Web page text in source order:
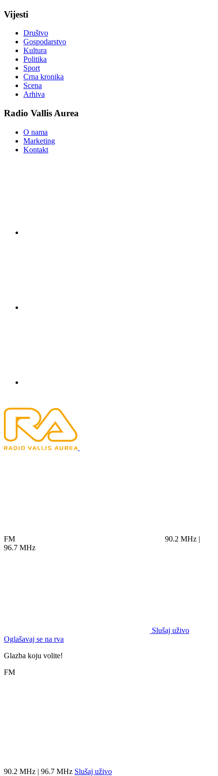
Vijesti
Društvo
Gospodarstvo
Kultura
Politika
Sport
Crna kronika
Scena
Arhiva
Radio Vallis Aurea
O nama
Marketing
Kontakt
FM
90.2 MHz |
96.7 MHz
Slušaj uživo
Oglašavaj se na rva
Glazba koju volite!
FM
90.2 MHz | 96.7 MHz Slušaj uživo